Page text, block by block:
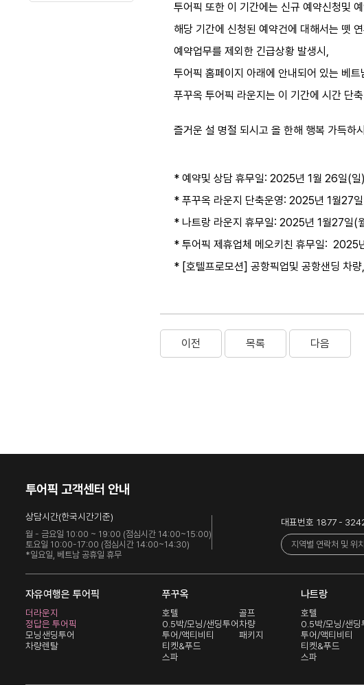
투어픽 또한 이 기간에는 신규 예약신청및
해당 기간에 신청된 예약건에 대해서는 뗏
예약업무를 제외한 긴급상황 발생시,
투어픽 홈페이지 아래에 안내되어 있는 베
푸꾸옥 투어픽 라운지는 이 기간에 시간 단
즐거운 설 명절 되시고 올 한해 행복 가득하
* 예약및 상담 휴무일: 2025년 1월 26일(
* 푸꾸옥 라운지 단축운영: 2025년 1월27
* 나트랑 라운지 휴무일: 2025년 1월27일(
* 투어픽 제휴업체 메오키친 휴무일: 2025
* [호텔프로모션] 공항픽업및 공항샌딩 차
이전 목록 다음
투어픽 고객센터 안내
상담시간(한국시간기준)
월 - 금요일 10:00 ~ 19:00 (점심시간 14:00~15:00)
토요일 10:00-17:00 (점심시간 14:00~14:30)
*일요일, 베트남 공휴일 휴무
대표번호 1877 -
지역별 연락처 및 위
자유여행은 투어픽
더라운지
정답은 투어픽
모닝샌딩투어
차량렌탈
푸꾸옥
호텔
0.5박/모닝/샌딩투어
투어/액티비티
티켓&푸드
스파
골프
차량
패키지
나트랑
호텔
0.5박/모닝/샌딩
투어/액티비티
티켓&푸드
스파